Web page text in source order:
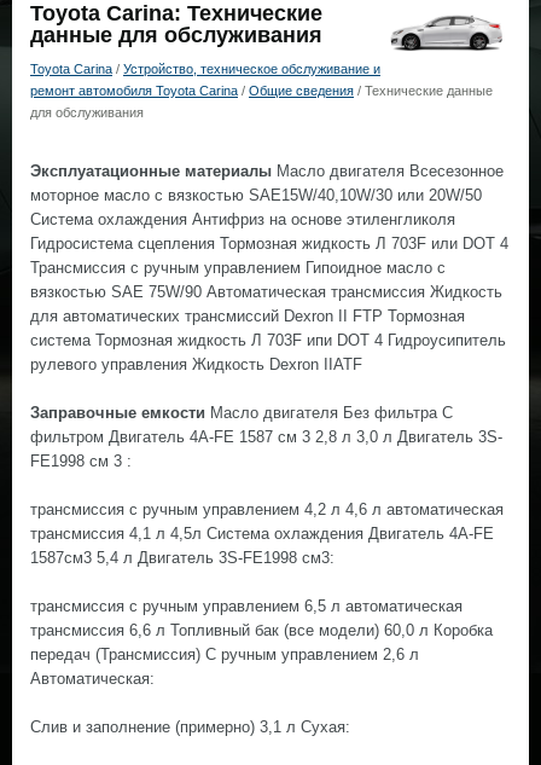
Toyota Carina: Технические
данные для обслуживания
Toyota Carina / Устройство, техническое обслуживание и
ремонт автомобиля Toyota Carina / Общие сведения / Технические данные
для обслуживания
Эксплуатационные материалы Масло двигателя Всесезонное
моторное масло с вязкостью SAE15W/40,10W/30 или 20W/50
Система охлаждения Антифриз на основе этиленгликоля
Гидросистема сцепления Тормозная жидкость Л 703F или DOT 4
Трансмиссия с ручным управлением Гипоидное масло с
вязкостью SAE 75W/90 Автоматическая трансмиссия Жидкость
для автоматических трансмиссий Dexron II FTP Тормозная
система Тормозная жидкость Л 703F ипи DOT 4 Гидроусипитель
рулевого управления Жидкость Dexron IIATF
Заправочные емкости Масло двигателя Без фильтра С
фильтром Двигатель 4А-FЕ 1587 см 3 2,8 л 3,0 л Двигатель 3S-
FE1998 см 3 :
трансмиссия с ручным управлением 4,2 л 4,6 л автоматическая
трансмиссия 4,1 л 4,5л Система охлаждения Двигатель 4А-FЕ
1587см3 5,4 л Двигатель 3S-FE1998 см3:
трансмиссия с ручным управлением 6,5 л автоматическая
трансмиссия 6,6 л Топливный бак (все модели) 60,0 л Коробка
передач (Трансмиссия) С ручным управлением 2,6 л
Автоматическая:
Слив и заполнение (примерно) 3,1 л Сухая: